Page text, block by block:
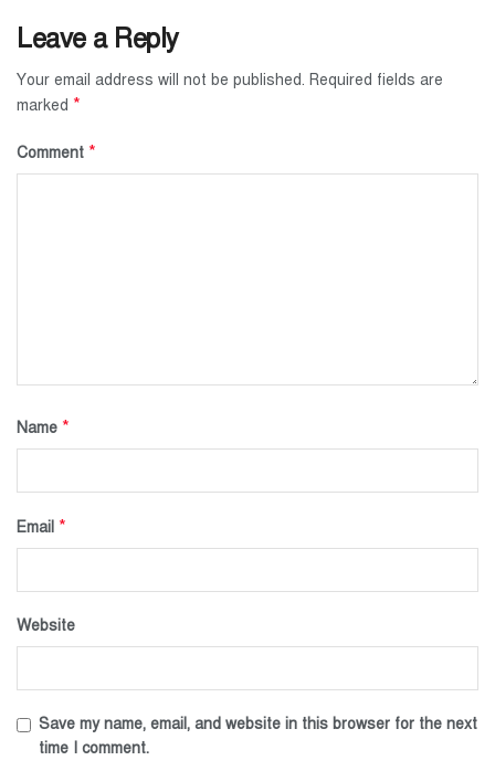
Leave a Reply
Your email address will not be published. Required fields are
marked *
Comment *
Name *
Email *
Website
Save my name, email, and website in this browser for the next
time I comment.